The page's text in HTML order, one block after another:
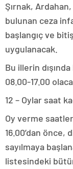
Şırnak,
bulunan ceza
başlangıç ve
uygulanacak.
Bu illerin
08.00-17.00
12 – Oylar saat
Oy verme
16.00’dan önce,
sayılmaya
listesindeki